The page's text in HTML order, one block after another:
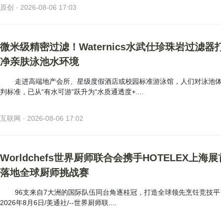
原创 · 2026-08-06 17:03
微米级精密过滤！Waternics水武仕珍珠岩过滤器
净亲肤泳池水环境
走进高端地产会所、星级度假酒店或校园标准游泳馆，人们对泳池
判标准，已从“有水可游”跃升为“水质通透度+....
互联网 · 2026-08-06 17:02
Worldchefs世界厨师联合会携手HOTELEX上海展
落地全球厨师挑战赛
96支来自7大洲的国际队伍同台角逐桂冠，打造全球领先烹饪竞技
2026年8月6日/美通社/--世界厨师联....